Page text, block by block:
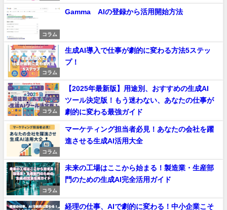
コラム
Gamma AIの登録から活用開始方法
コラム
生成AI導入で仕事が劇的に変わる方法5ステッ
プ！
コラム
【2025年最新版】用途別、おすすめの生成AI
ツール決定版！もう迷わない、あなたの仕事が
劇的に変わる最強ガイド
コラム
マーケティング担当者必見！あなたの会社を躍
進させる生成AI活用大全
コラム
未来の工場はここから始まる！製造業・生産部
門のための生成AI完全活用ガイド
経理の仕事、AIで劇的に変わる！中小企業こそ